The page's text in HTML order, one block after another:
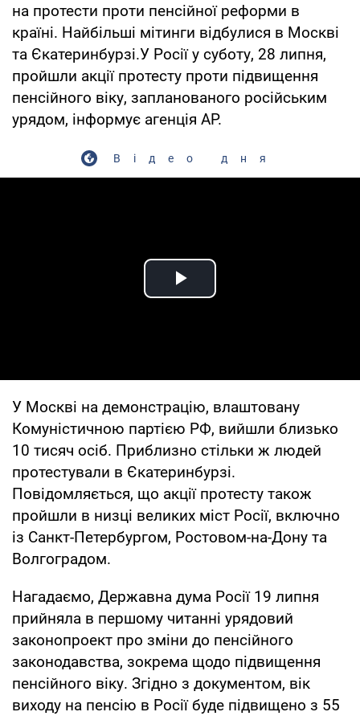
на протести проти пенсійної реформи в
країні. Найбільші мітинги відбулися в Москві
та Єкатеринбурзі.У Росії у суботу, 28 липня,
пройшли акції протесту проти підвищення
пенсійного віку, запланованого російським
урядом, інформує агенція AP.
Відео дня
Play Video
У Москві на демонстрацію, влаштовану
Комуністичною партією РФ, вийшли близько
10 тисяч осіб. Приблизно стільки ж людей
протестували в Єкатеринбурзі.
Повідомляється, що акції протесту також
пройшли в низці великих міст Росії, включно
із Санкт-Петербургом, Ростовом-на-Дону та
Волгоградом.
Нагадаємо, Державна дума Росії 19 липня
прийняла в першому читанні урядовий
законопроект про зміни до пенсійного
законодавства, зокрема щодо підвищення
пенсійного віку. Згідно з документом, вік
виходу на пенсію в Росії буде підвищено з 55